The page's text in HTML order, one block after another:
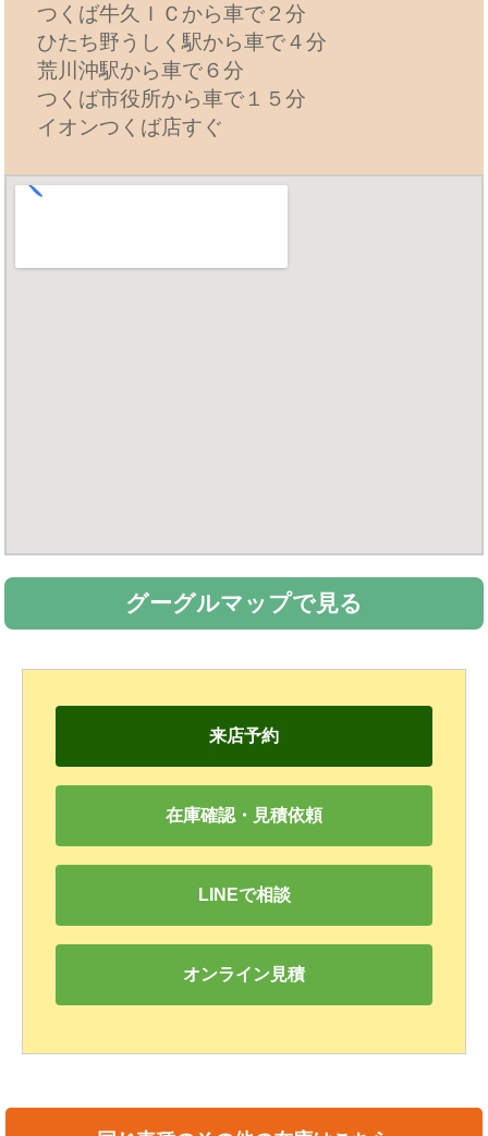
つくば牛久ＩＣから車で２分
ひたち野うしく駅から車で４分
荒川沖駅から車で６分
つくば市役所から車で１５分
イオンつくば店すぐ
グーグルマップで見る
来店予約
在庫確認・見積依頼
LINEで相談
オンライン見積